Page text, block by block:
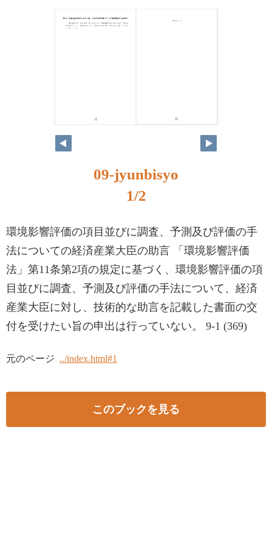
09-jyunbisyo
1/2
環境影響評価の項目並びに調査、予測及び評価の手
法についての経済産業大臣の助言 「環境影響評価
法」第11条第2項の規定に基づく、環境影響評価の項
目並びに調査、予測及び評価の手法について、経済
産業大臣に対し、技術的な助言を記載した書面の交
付を受けたい旨の申出は行っていない。 9-1 (369)
元のページ ../index.html#1
このブックを見る